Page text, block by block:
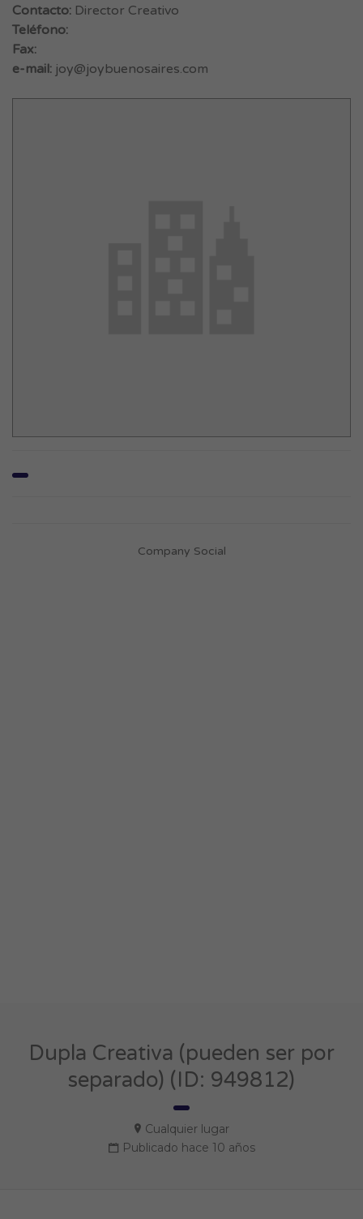
Contacto: Director Creativo
Teléfono:
Fax:
e-mail: joy@joybuenosaires.com
Company Social
Dupla Creativa (pueden ser por
separado) (ID: 949812)
Cualquier lugar
Publicado hace 10 años